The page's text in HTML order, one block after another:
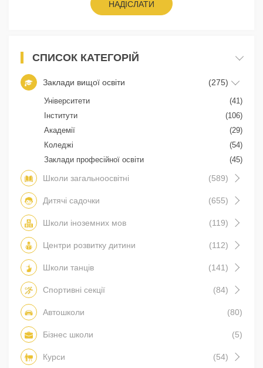
НАДІСЛАТИ
СПИСОК КАТЕГОРІЙ
Заклади вищої освіти (275)
Університети
(41)
Інститути
(106)
Академії
(29)
Коледжі
(54)
Заклади професійної освіти
(45)
Школи загальноосвітні (589)
Дитячі садочки (655)
Школи іноземних мов (119)
Центри розвитку дитини (112)
Школи танців (141)
Спортивні секції (84)
Автошколи (80)
Бізнес школи (5)
Курси (54)